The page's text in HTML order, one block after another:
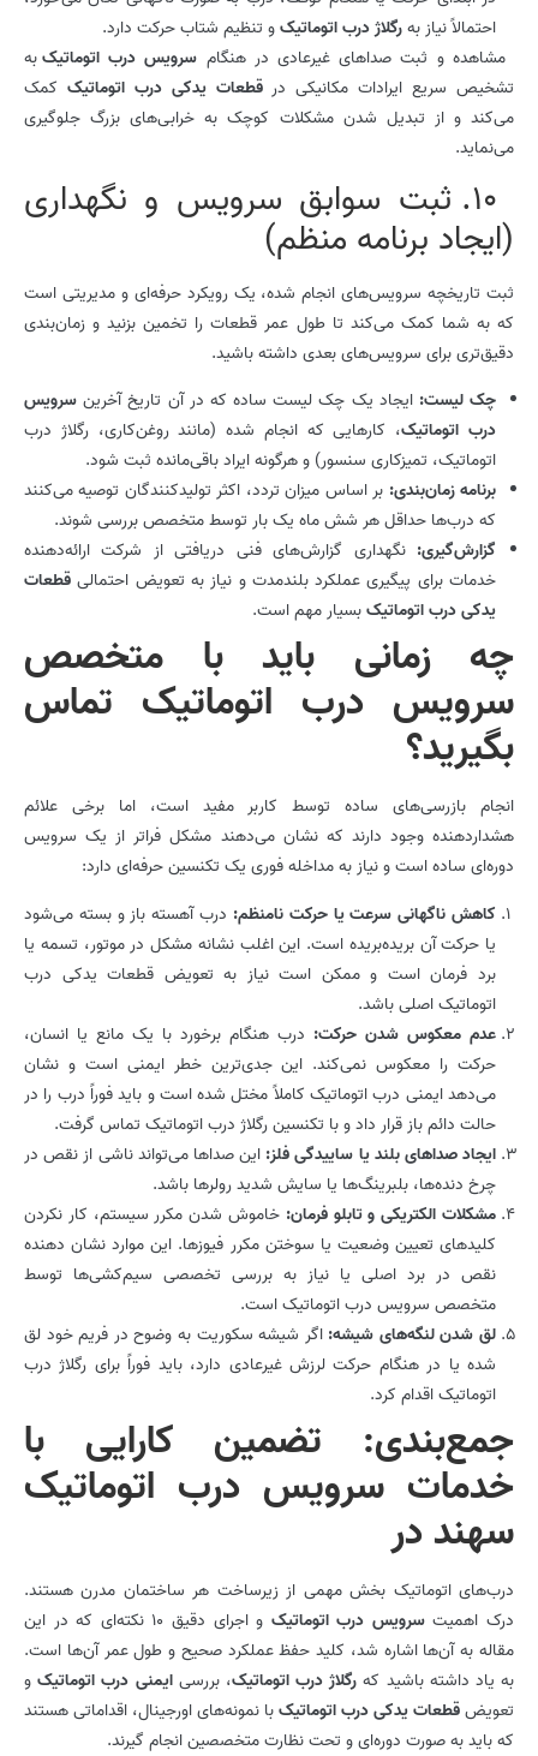
احتمالاً نیاز بهرگلاژ درب اتوماتیکو تنظیم شتاب حرکت دارد.
مشاهده و ثبت صداهای غیرعادی در هنگام سرویس درب اتوماتیکبه
تشخیص سریع ایرادات مکانیکی درقطعات یدکی درب اتوماتیک کمک
می‌کند و از تبدیل شدن مشکلات کوچک به خرابی‌های بزرگ جلوگیری
می‌نماید.
10. ثبت سوابق سرویس و نگهداری
(ایجاد برنامه منظم)
ثبت تاریخچه سرویس‌های انجام شده، یک رویکرد حرفه‌ای و مدیریتی است
که به شما کمک می‌کند تا طول عمر قطعات را تخمین بزنید و زمان‌بندی
دقیق‌تری برای سرویس‌های بعدی داشته باشید.
چک لیست: ایجاد یک چک لیست ساده که در آن تاریخ آخرین سرویس
درب اتوماتیک، کارهایی که انجام شده (مانند روغن‌کاری، رگلاژ درب
اتوماتیک، تمیزکاری سنسور) و هرگونه ایراد باقی‌مانده ثبت شود.
برنامه زمان‌بندی: بر اساس میزان تردد، اکثر تولیدکنندگان توصیه می‌کنند
که درب‌ها حداقل هر شش ماه یک بار توسط متخصص بررسی شوند.
گزارش‌گیری: نگهداری گزارش‌های فنی دریافتی از شرکت ارائه‌دهنده
خدمات برای پیگیری عملکرد بلندمدت و نیاز به تعویض احتمالی قطعات
یدکی درب اتوماتیکبسیار مهم است.
چه زمانی باید با متخصص
سرویس درب اتوماتیک تماس
بگیرید؟
انجام بازرسی‌های ساده توسط کاربر مفید است، اما برخی علائم
هشداردهنده وجود دارند که نشان می‌دهند مشکل فراتر از یک سرویس
دوره‌ای ساده است و نیاز به مداخله فوری یک تکنسین حرفه‌ای دارد:
کاهش ناگهانی سرعت یا حرکت نامنظم: درب آهسته باز و بسته می‌شود
یا حرکت آن بریده‌بریده است. این اغلب نشانه مشکل در موتور، تسمه یا
برد فرمان است و ممکن است نیاز به تعویض قطعات یدکی درب
اتوماتیک اصلی باشد.
عدم معکوس شدن حرکت: درب هنگام برخورد با یک مانع یا انسان،
حرکت را معکوس نمی‌کند. این جدی‌ترین خطر ایمنی است و نشان
می‌دهد ایمنی درب اتوماتیک کاملاً مختل شده است و باید فوراً درب را در
حالت دائم باز قرار داد و با تکنسین رگلاژ درب اتوماتیک تماس گرفت.
ایجاد صداهای بلند یا ساییدگی فلز: این صداها می‌تواند ناشی از نقص در
چرخ دنده‌ها، بلبرینگ‌ها یا سایش شدید رولرها باشد.
مشکلات الکتریکی و تابلو فرمان: خاموش شدن مکرر سیستم، کار نکردن
کلیدهای تعیین وضعیت یا سوختن مکرر فیوزها. این موارد نشان دهنده
نقص در برد اصلی یا نیاز به بررسی تخصصی سیم‌کشی‌ها توسط
متخصص سرویس درب اتوماتیک است.
لق شدن لنگه‌های شیشه: اگر شیشه سکوریت به وضوح در فریم خود لق
شده یا در هنگام حرکت لرزش غیرعادی دارد، باید فوراً برای رگلاژ درب
اتوماتیک اقدام کرد.
جمع‌بندی: تضمین کارایی با
خدمات سرویس درب اتوماتیک
سهند در
درب‌های اتوماتیک بخش مهمی از زیرساخت هر ساختمان مدرن هستند.
درک اهمیتسرویس درب اتوماتیک
و اجرای دقیق 10 نکته‌ای که در این
مقاله به آن‌ها اشاره شد، کلید حفظ عملکرد صحیح و طول عمر آن‌ها است.
به یاد داشته باشید که رگلاژ درب اتوماتیک، بررسیایمنی درب اتوماتیکو
تعویضقطعات یدکی درب اتوماتیکبا نمونه‌های اورجینال، اقداماتی هستند
که باید به صورت دوره‌ای و تحت نظارت متخصصین انجام گیرند.